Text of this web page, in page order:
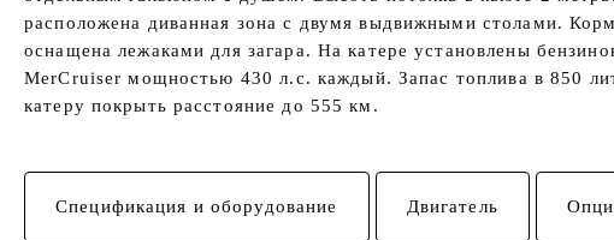
расположена диванная зона с двумя выдвижными столами.
оснащена лежаками для загара. На катере установлены
MerCruiser мощностью 430 л.с. каждый. Запас топлива в 850
катеру покрыть расстояние до 555 км.
Спецификация и оборудование Двигатель